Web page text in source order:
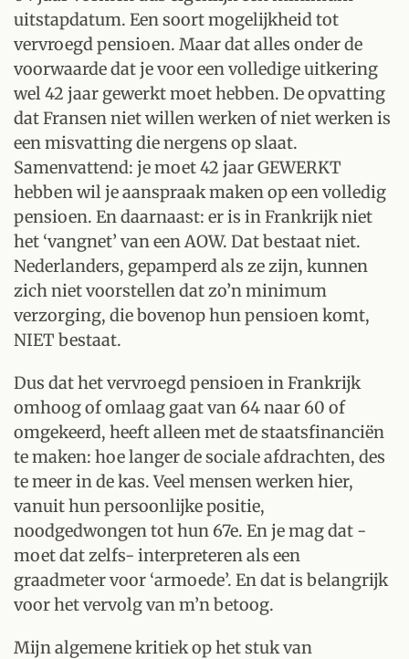
uitstapdatum. Een soort mogelijkheid tot
vervroegd pensioen. Maar dat alles onder de
voorwaarde dat je voor een volledige uitkering
wel 42 jaar gewerkt moet hebben. De opvatting
dat Fransen niet willen werken of niet werken is
een misvatting die nergens op slaat.
Samenvattend: je moet 42 jaar GEWERKT
hebben wil je aanspraak maken op een volledig
pensioen. En daarnaast: er is in Frankrijk niet
het ‘vangnet’ van een AOW. Dat bestaat niet.
Nederlanders, gepamperd als ze zijn, kunnen
zich niet voorstellen dat zo’n minimum
verzorging, die bovenop hun pensioen komt,
NIET bestaat.
Dus dat het vervroegd pensioen in Frankrijk
omhoog of omlaag gaat van 64 naar 60 of
omgekeerd, heeft alleen met de staatsfinanciën
te maken: hoe langer de sociale afdrachten, des
te meer in de kas. Veel mensen werken hier,
vanuit hun persoonlijke positie,
noodgedwongen tot hun 67e. En je mag dat -
moet dat zelfs- interpreteren als een
graadmeter voor ‘armoede’. En dat is belangrijk
voor het vervolg van m’n betoog.
Mijn algemene kritiek op het stuk van